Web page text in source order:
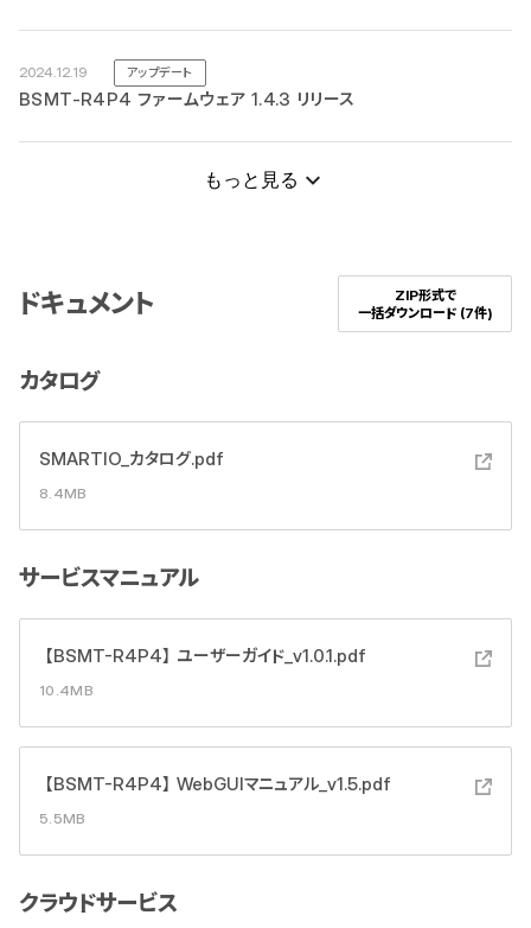
2024.12.19 アップデート
BSMT-R4P4 ファームウェア 1.4.3 リリース
もっと見る
ドキュメント
ZIP形式で
一括ダウンロード (7件)
カタログ
SMARTIO_カタログ.pdf
8.4MB
サービスマニュアル
【BSMT-R4P4】ユーザーガイド_v1.0.1.pdf
10.4MB
【BSMT-R4P4】WebGUIマニュアル_v1.5.pdf
5.5MB
クラウドサービス